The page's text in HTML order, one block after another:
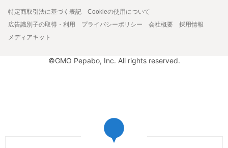
特定商取引法に基づく表記
Cookieの使用について
広告識別子の取得・利用
プライバシーポリシー 会社概要
採用情報
メディアキット
©GMO Pepabo, Inc. All rights reserved.